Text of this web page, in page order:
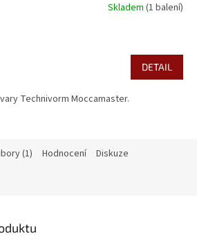
Skladem (1 balení)
DETAIL
Technivorm Moccamaster.
(1) Hodnocení Diskuze